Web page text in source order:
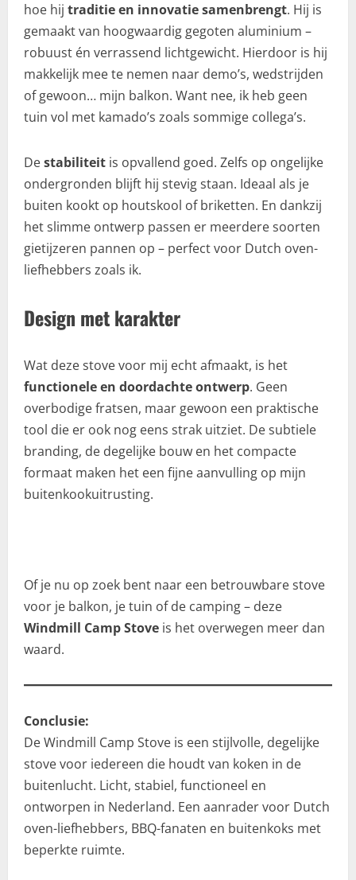
hoe hij traditie en innovatie samenbrengt. Hij is
gemaakt van hoogwaardig gegoten aluminium –
robuust én verrassend lichtgewicht. Hierdoor is hij
makkelijk mee te nemen naar demo’s, wedstrijden
of gewoon… mijn balkon. Want nee, ik heb geen
tuin vol met kamado’s zoals sommige collega’s.
Destabiliteit is opvallend goed. Zelfs op ongelijke
ondergronden blijft hij stevig staan. Ideaal als je
buiten kookt op houtskool of briketten. En dankzij
het slimme ontwerp passen er meerdere soorten
gietijzeren pannen op – perfect voor Dutch oven-
liefhebbers zoals ik.
Design met karakter
Wat deze stove voor mij echt afmaakt, is het
functionele en doordachte ontwerp. Geen
overbodige fratsen, maar gewoon een praktische
tool die er ook nog eens strak uitziet. De subtiele
branding, de degelijke bouw en het compacte
formaat maken het een fijne aanvulling op mijn
buitenkookuitrusting.
Of je nu op zoek bent naar een betrouwbare stove
voor je balkon, je tuin of de camping – deze
Windmill Camp Stove is het overwegen meer dan
waard.
Conclusie:
De Windmill Camp Stove is een stijlvolle, degelijke
stove voor iedereen die houdt van koken in de
buitenlucht. Licht, stabiel, functioneel en
ontworpen in Nederland. Een aanrader voor Dutch
oven-liefhebbers, BBQ-fanaten en buitenkoks met
beperkte ruimte.